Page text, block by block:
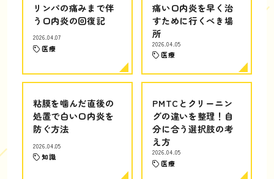
リンパの痛みまで伴
う口内炎の回復記
2026.04.07
医療
痛い口内炎を早く治
すために行くべき場
所
2026.04.05
医療
粘膜を噛んだ直後の
処置で白い口内炎を
防ぐ方法
2026.04.05
知識
PMTCとクリーニン
グの違いを整理！自
分に合う選択肢の考
え方
2026.04.05
医療